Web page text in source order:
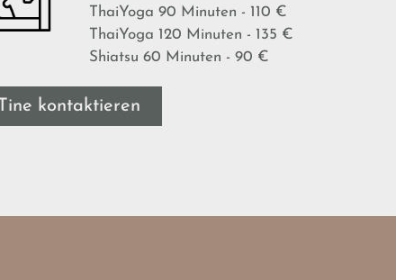
ThaiYoga 90 Minuten - 110 €
ThaiYoga 120 Minuten - 135 €
Shiatsu 60 Minuten - 90 €
Tine kontaktieren